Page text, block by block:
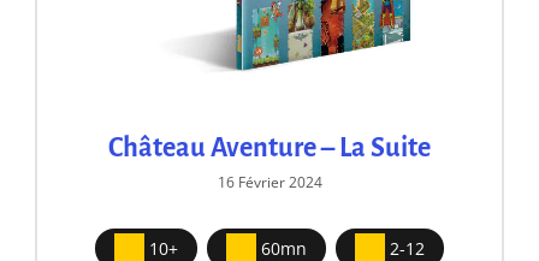
Château Aventure – La Suite
16 Février 2024
10+ 60mn 2-12